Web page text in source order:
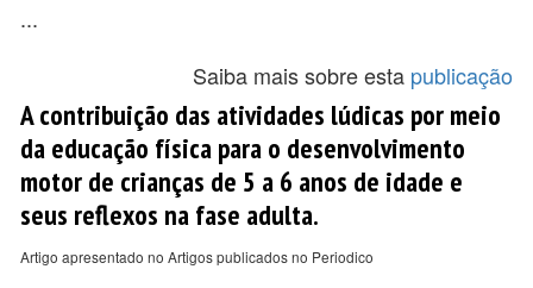
...
Saiba mais sobre esta publicação
A contribuição das atividades lúdicas por meio
da educação física para o desenvolvimento
motor de crianças de 5 a 6 anos de idade e
seus reflexos na fase adulta.
Artigo apresentado no Artigos publicados no Periodico